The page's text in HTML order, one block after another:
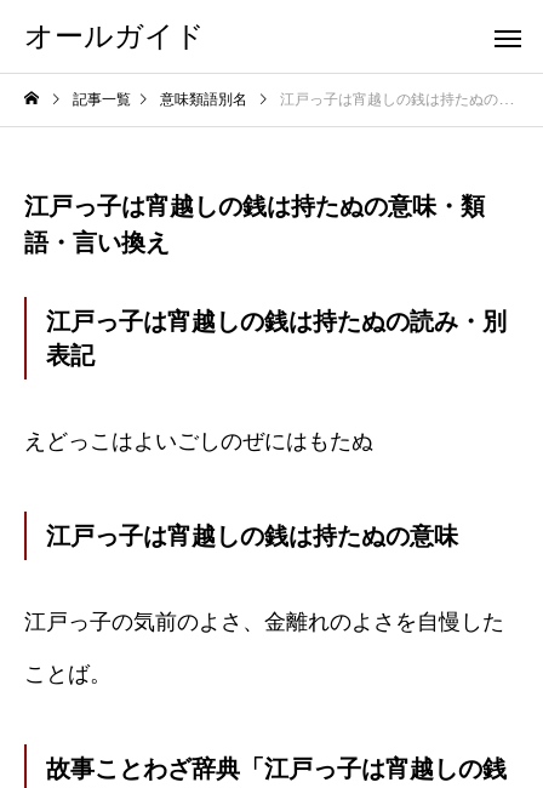
オールガイド
記事一覧 意味類語別名 江戸っ子は宵越しの銭は持たぬの意味・類語・言い換え
江戸っ子は宵越しの銭は持たぬの意味・類
語・言い換え
江戸っ子は宵越しの銭は持たぬの読み・別
表記
えどっこはよいごしのぜにはもたぬ
江戸っ子は宵越しの銭は持たぬの意味
江戸っ子の気前のよさ、金離れのよさを自慢した
ことば。
故事ことわざ辞典「江戸っ子は宵越しの銭